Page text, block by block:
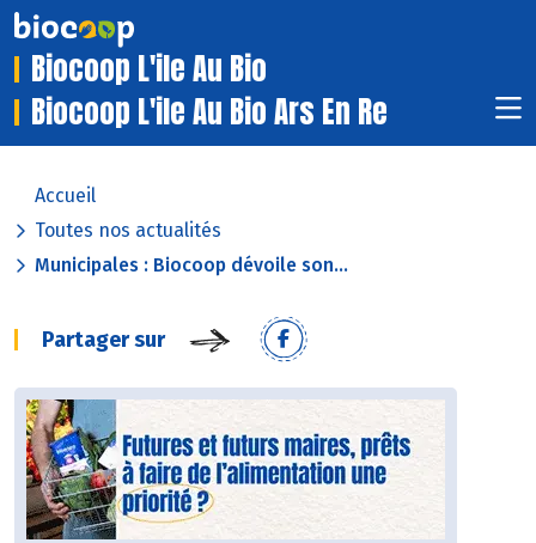
Biocoop L'ile Au Bio
Biocoop L'ile Au Bio Ars En Re
Accueil
Toutes nos actualités
Municipales : Biocoop dévoile son...
Partager sur